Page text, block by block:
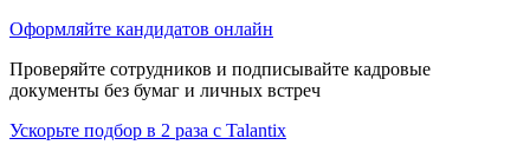
Оформляйте кандидатов онлайн
Проверяйте сотрудников и подписывайте кадровые
документы без бумаг и личных встреч
Ускорьте подбор в 2 раза с Talantix